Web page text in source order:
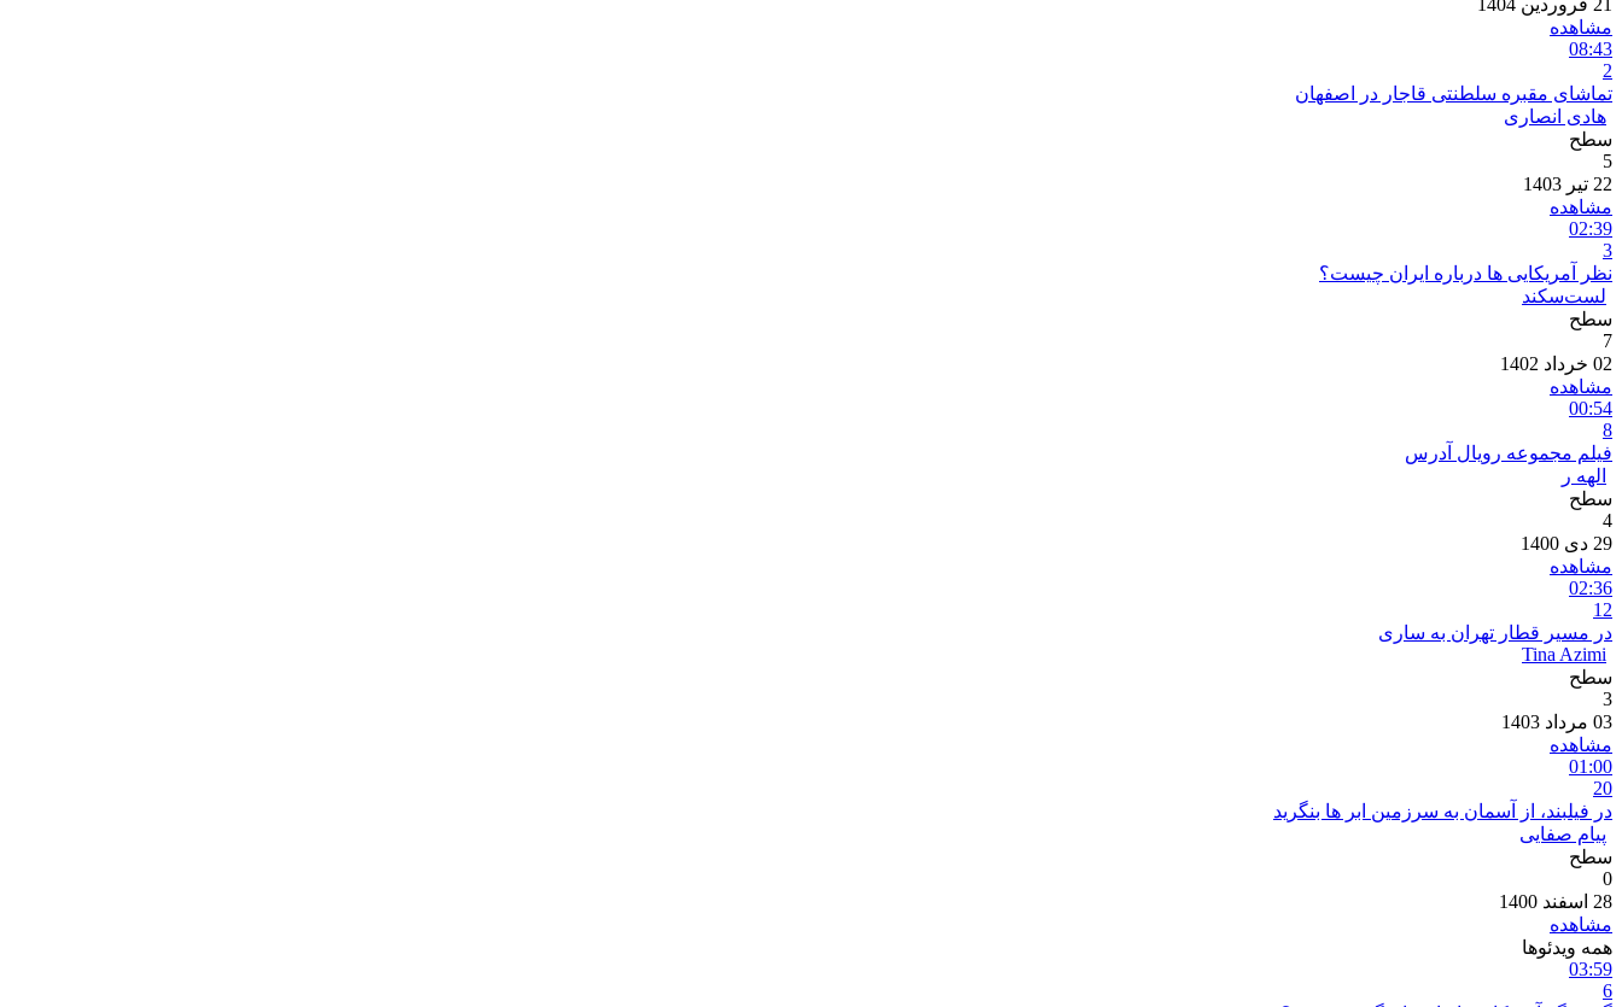
21 فروردین 1404
مشاهده
08:43
2
تماشای مقبره سلطنتی قاجار در اصفهان
هادی انصاری
سطح
5
22 تیر 1403
مشاهده
02:39
3
نظر آمریکایی ها درباره ایران چیست؟
لست‌سکند
سطح
7
02 خرداد 1402
مشاهده
00:54
8
فیلم مجموعه رویال آدرس
الهه ر
سطح
4
29 دی 1400
مشاهده
02:36
12
در مسیر قطار تهران به ساری
Tina Azimi
سطح
3
03 مرداد 1403
مشاهده
01:00
20
در فیلبند، از آسمان به سرزمین ابر ها بنگرید
پیام صفایی
سطح
0
28 اسفند 1400
مشاهده
همه ویدئو‌ها
03:59
6